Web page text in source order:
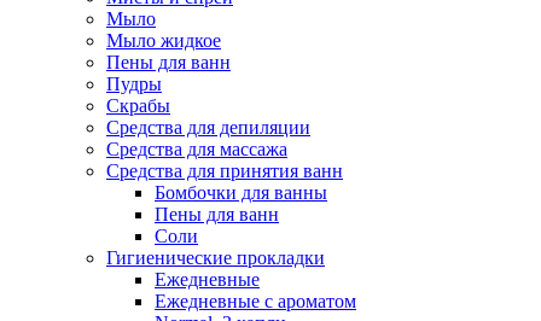
Мыло
Мыло жидкое
Пены для ванн
Пудры
Скрабы
Средства для депиляции
Средства для массажа
Средства для принятия ванн
Бомбочки для ванны
Пены для ванн
Соли
Гигиенические прокладки
Ежедневные
Ежедневные с ароматом